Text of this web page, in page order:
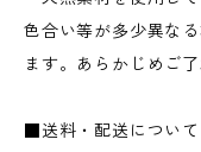
色合い等が多少異な
ます。あらかじめご了
■送料・配送につい